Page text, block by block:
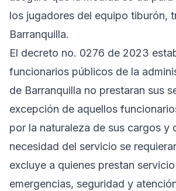
los jugadores del equipo tiburón,
Barranquilla.
El decreto no. 0276 de 2023
funcionarios públicos de la
de Barranquilla no prestaran sus
excepción de aquellos
por la naturaleza de sus cargos y
necesidad del servicio se
excluye a quienes prestan
emergencias, seguridad y